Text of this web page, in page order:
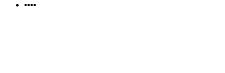
▪▪▪▪